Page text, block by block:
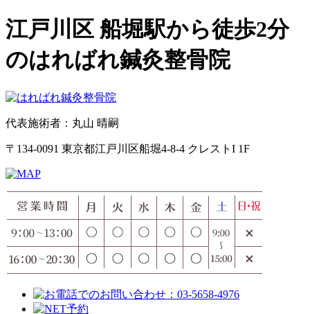
江戸川区 船堀駅から徒歩2分
のはればれ鍼灸整骨院
代表施術者：丸山 晴嗣
〒134-0091 東京都江戸川区船堀4-8-4 クレストI 1F